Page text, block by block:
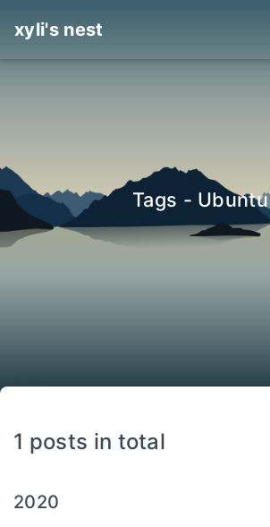
xyli's nest
Tags - Ubuntu
1 posts in total
2020